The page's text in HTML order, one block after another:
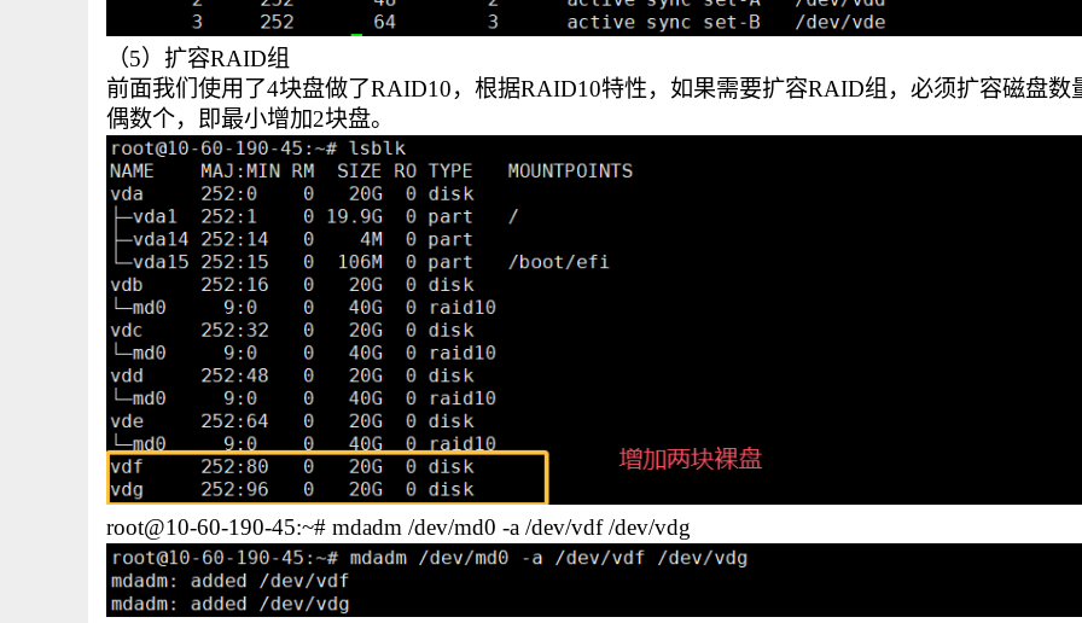
（5）扩容RAID组
前面我们使用了4块盘做了RAID10，根据RAID10特性，如果需要扩容RAID组，必须扩容磁盘数
偶数个，即最小增加2块盘。
root@10-60-190-45:~# mdadm /dev/md0 -a /dev/vdf /dev/vdg